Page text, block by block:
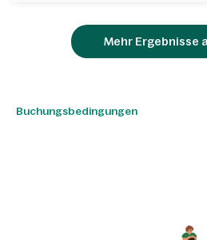
Mehr Ergebnisse
Buchungsbedingungen